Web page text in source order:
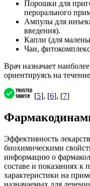
Порошки для
перорального
Ампулы для
введения).
Капли (для
Чаи,
Врач назначает
ориентируясь на
[5], [6], [7]
Эффективность
биохимическими
информацию о
составе и показаниях
характеристики на
назначаемых для